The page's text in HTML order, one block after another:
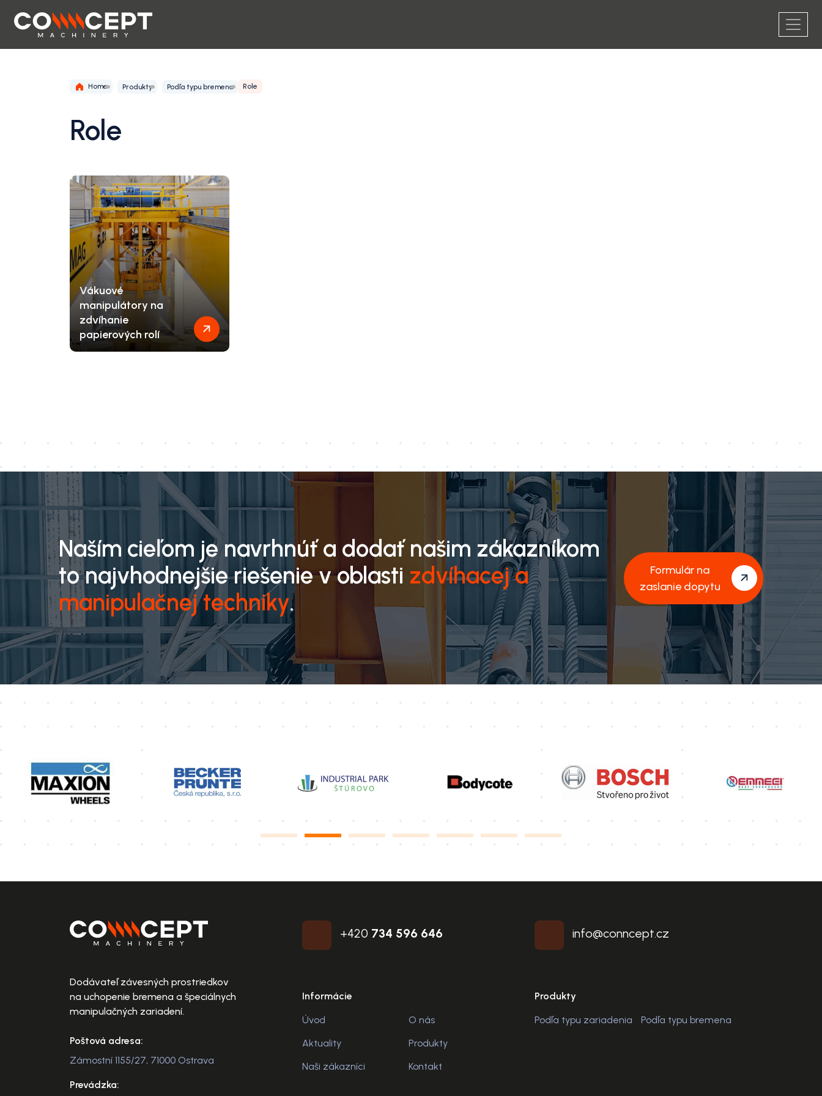
Home Produkty Podľa typu bremena Role
Role
Vákuové
manipulátory na
zdvíhanie
papierových rolí
Naším cieľom je navrhnúť a dodať našim zákazníkom
to najvhodnejšie riešenie v oblasti zdvíhacej a
manipulačnej techniky.
Formulár na
zaslanie dopytu
Dodávateľ závesných prostriedkov
na uchopenie bremena a špeciálnych
manipulačných zariadení.
Poštová adresa:
Zámostní 1155/27, 71000 Ostrava
Prevádzka:
+420 734 596 646
Informácie
Úvod
O nás
Aktuality
Produkty
Naši zákazníci
Kontakt
info@conncept.cz
Produkty
Podľa typu zariadenia Podľa typu bremena